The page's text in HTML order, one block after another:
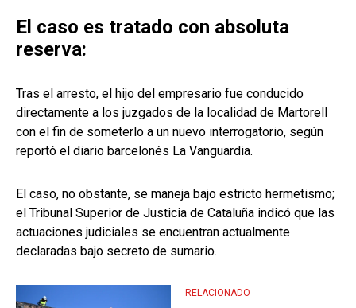
El caso es tratado con absoluta
reserva:
Tras el arresto, el hijo del empresario fue conducido
directamente a los juzgados de la localidad de Martorell
con el fin de someterlo a un nuevo interrogatorio, según
reportó el diario barcelonés La Vanguardia.
El caso, no obstante, se maneja bajo estricto hermetismo;
el Tribunal Superior de Justicia de Cataluña indicó que las
actuaciones judiciales se encuentran actualmente
declaradas bajo secreto de sumario.
RELACIONADO